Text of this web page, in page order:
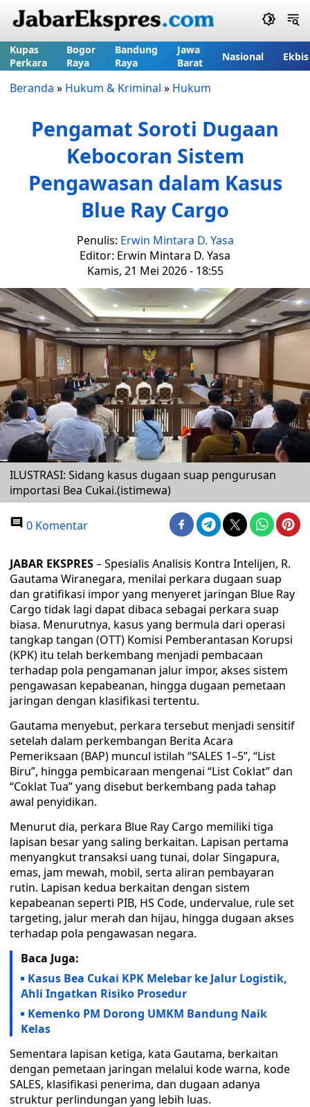
Kupas
Perkara
Bogor
Raya
Bandung
Raya
Jawa
Barat
Nasional Ekbis
Beranda » Hukum & Kriminal » Hukum
Pengamat Soroti Dugaan
Kebocoran Sistem
Pengawasan dalam Kasus
Blue Ray Cargo
Penulis: Erwin Mintara D. Yasa
Editor: Erwin Mintara D. Yasa
Kamis, 21 Mei 2026 - 18:55
ILUSTRASI: Sidang kasus dugaan suap pengurusan
importasi Bea Cukai.(istimewa)
0 Komentar
JABAR EKSPRES– Spesialis Analisis Kontra Intelijen, R.
Gautama Wiranegara, menilai perkara dugaan suap
dan gratifikasi impor yang menyeret jaringan Blue Ray
Cargo tidak lagi dapat dibaca sebagai perkara suap
biasa. Menurutnya, kasus yang bermula dari operasi
tangkap tangan (OTT) Komisi Pemberantasan Korupsi
(KPK) itu telah berkembang menjadi pembacaan
terhadap pola pengamanan jalur impor, akses sistem
pengawasan kepabeanan, hingga dugaan pemetaan
jaringan dengan klasifikasi tertentu.
Gautama menyebut, perkara tersebut menjadi sensitif
setelah dalam perkembangan Berita Acara
Pemeriksaan (BAP) muncul istilah “SALES 1–5”, “List
Biru”, hingga pembicaraan mengenai “List Coklat” dan
“Coklat Tua” yang disebut berkembang pada tahap
awal penyidikan.
Menurut dia, perkara Blue Ray Cargo memiliki tiga
lapisan besar yang saling berkaitan. Lapisan pertama
menyangkut transaksi uang tunai, dolar Singapura,
emas, jam mewah, mobil, serta aliran pembayaran
rutin. Lapisan kedua berkaitan dengan sistem
kepabeanan seperti PIB, HS Code, undervalue, rule set
targeting, jalur merah dan hijau, hingga dugaan akses
terhadap pola pengawasan negara.
Baca Juga:
Kasus Bea Cukai KPK Melebar ke Jalur Logistik,
Ahli Ingatkan Risiko Prosedur
Kemenko PM Dorong UMKM Bandung Naik
Kelas
Sementara lapisan ketiga, kata Gautama, berkaitan
dengan pemetaan jaringan melalui kode warna, kode
SALES, klasifikasi penerima, dan dugaan adanya
struktur perlindungan yang lebih luas.